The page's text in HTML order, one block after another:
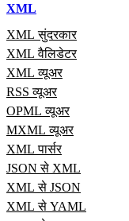
XML
XML सुंदरकार
XML वैलिडेटर
XML व्यूअर
RSS व्यूअर
OPML व्यूअर
MXML व्यूअर
XML पार्सर
JSON से XML
XML से JSON
XML से YAML